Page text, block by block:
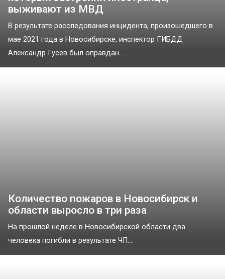
выживают из МВД
В результате расследования инцидента, произошедшего в
мае 2021 года в Новосибирске, инспектор ГИБДД
Александр Гусев был оправдан....
Количество пожаров в Новосибирск и
области выросло в три раза
На прошлой неделе в Новосибирской области два
человека погибли в результате ЧП....